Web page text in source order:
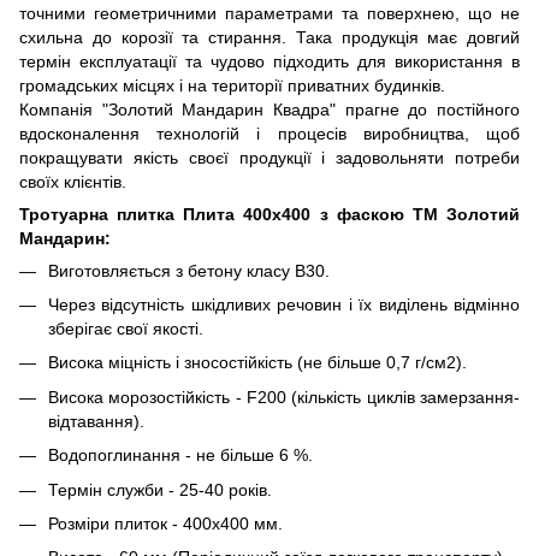
точними геометричними параметрами та поверхнею, що не
схильна до корозії та стирання. Така продукція має довгий
термін експлуатації та чудово підходить для використання в
громадських місцях і на території приватних будинків.
Компанія "Золотий Мандарин Квадра" прагне до постійного
вдосконалення технологій і процесів виробництва, щоб
покращувати якість своєї продукції і задовольняти потреби
своїх клієнтів.
Тротуарна плитка Плита 400х400 з фаскою ТМ Золотий
Мандарин:
Виготовляється з бетону класу В30.
Через відсутність шкідливих речовин і їх виділень відмінно
зберігає свої якості.
Висока міцність і зносостійкість (не більше 0,7 г/см2).
Висока морозостійкість - F200 (кількість циклів замерзання-
відтавання).
Водопоглинання - не більше 6 %.
Термін служби - 25-40 років.
Розміри плиток - 400х400 мм.